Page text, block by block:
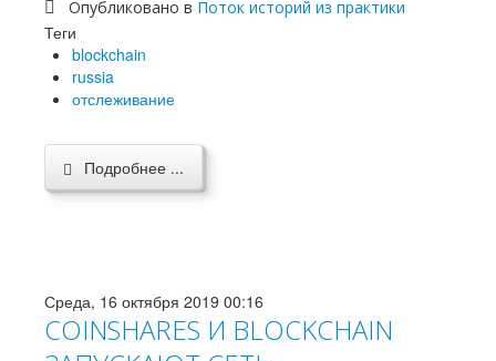
Опубликовано в Поток историй из практики
Теги
blockchain
russia
отслеживание
Подробнее ...
Среда, 16 октября 2019 00:16
COINSHARES И BLOCKCHAIN